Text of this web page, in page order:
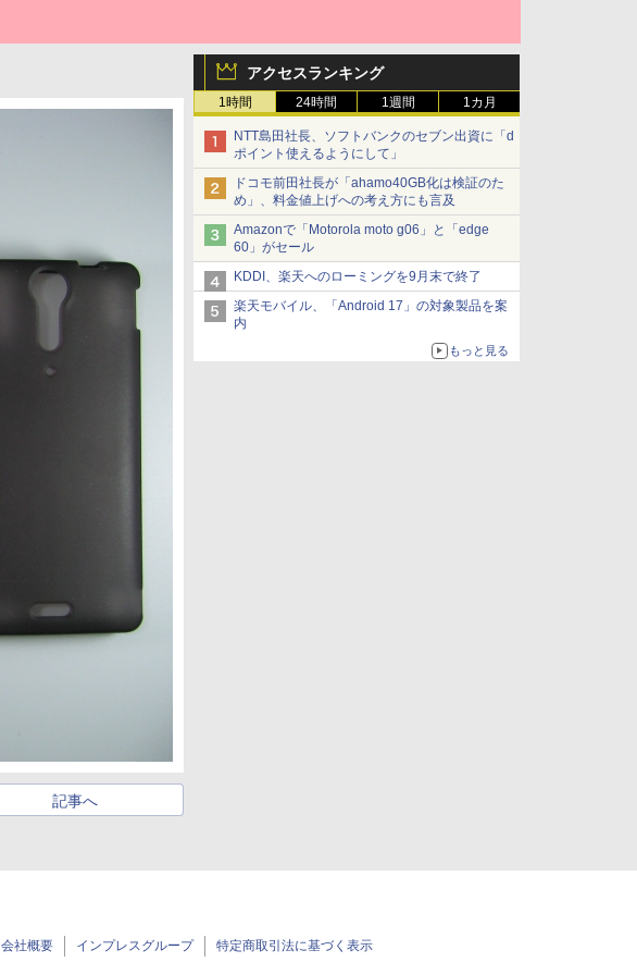
アクセスランキング
1時間 24時間 1週間 1カ月
NTT島田社長、ソフトバンクのセブン出資に「d
ポイント使えるようにして」
ドコモ前田社長が「ahamo40GB化は検証のた
め」、料金値上げへの考え方にも言及
Amazonで「Motorola moto g06」と「edge
60」がセール
KDDI、楽天へのローミングを9月末で終了
楽天モバイル、「Android 17」の対象製品を案
内
もっと見る
記事へ
会社概要 インプレスグループ 特定商取引法に基づく表示